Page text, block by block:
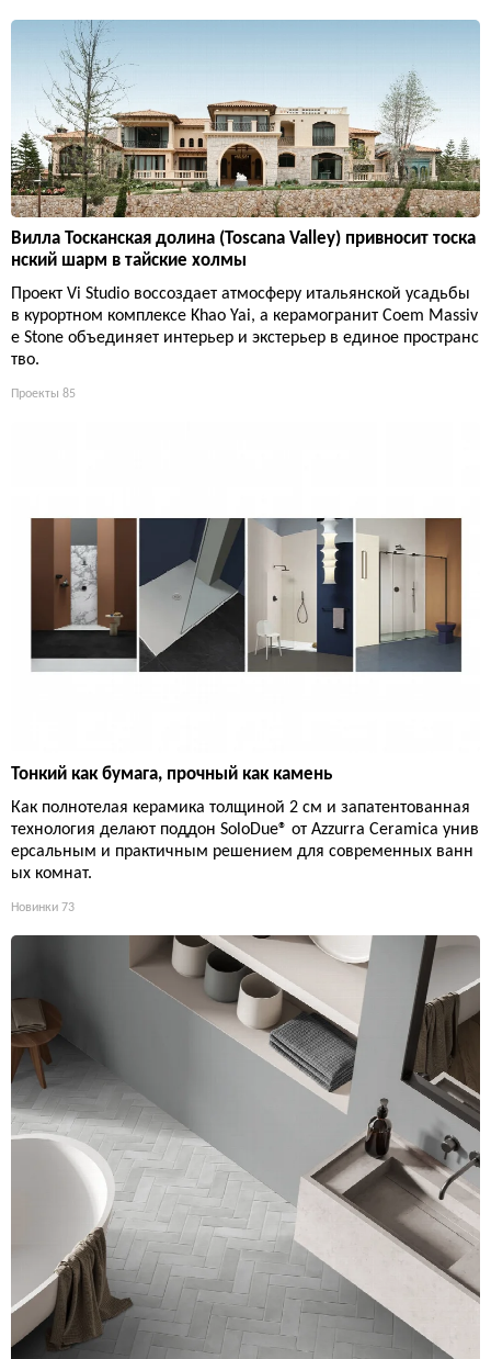
Вилла Тосканская долина (Toscana Valley) привносит тоска
нский шарм в тайские холмы
Проект Vi Studio воссоздает атмосферу итальянской усадьбы
в курортном комплексе Khao Yai, а керамогранит Coem Massiv
e Stone объединяет интерьер и экстерьер в единое пространс
тво.
Проекты 85
Тонкий как бумага, прочный как камень
Как полнотелая керамика толщиной 2 см и запатентованная
технология делают поддон SoloDue® от Azzurra Ceramica унив
ерсальным и практичным решением для современных ванн
ых комнат.
Новинки 73